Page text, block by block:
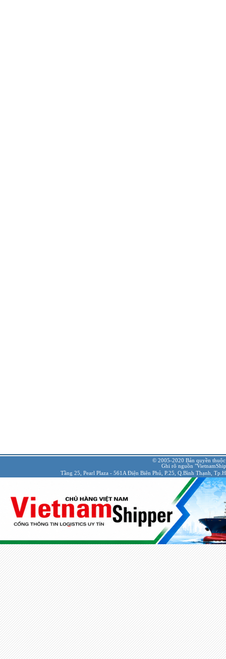
© 2005-2020 Bản quyền
Ghi rõ nguồn
Tầng 25, Pearl Plaza - 561A Điện Biên Phủ, P.25, Q.Bình Thạnh,